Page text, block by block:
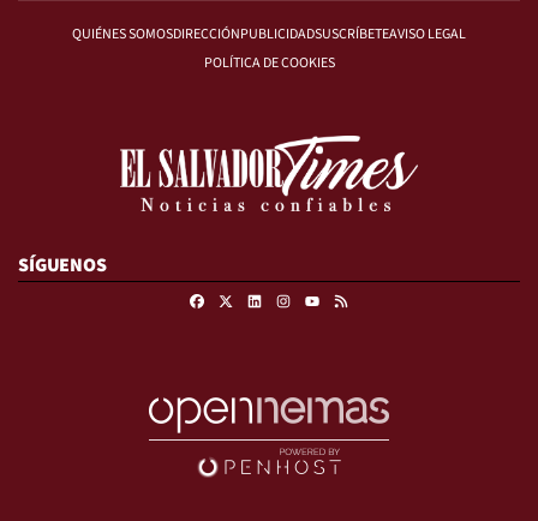
QUIÉNES SOMOSDIRECCIÓNPUBLICIDADSUSCRÍBETEAVISO LEGAL
POLÍTICA DE COOKIES
SÍGUENOS
FacebookLinkedinInstagram